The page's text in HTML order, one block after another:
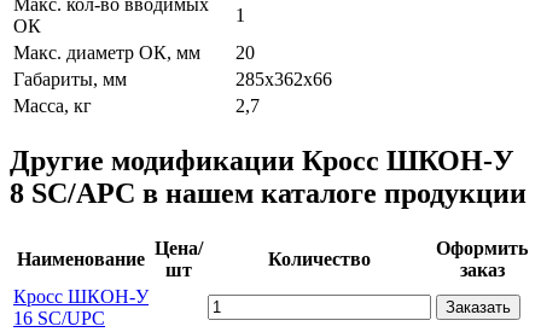
ОК
1
Макс. диаметр ОК, мм
20
Габариты, мм
285х362х66
Масса, кг
2,7
Другие модификации Кросс ШКОН-У
8 SC/APC в нашем каталоге продукции
Наименование
Цена/
шт
Количество
Оформить
заказ
Кросс ШКОН-У
16 SC/UPC
Заказать